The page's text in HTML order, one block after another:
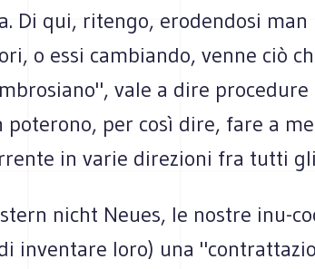
Di qui, ritengo, erodendosi man
o essi cambiando, venne ciò
vale a dire procedure
poterono, per così dire, fare a
in varie direzioni fra tutti
nicht Neues, le nostre inu-
inventare loro) una